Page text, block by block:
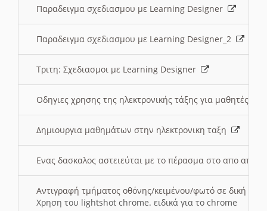
Παραδειγμα σχεδιασμου με Learning Designer
Παραδειγμα σχεδιασμου με Learning Designer_2
Τριτη: Σχεδιασμοι με Learning Designer
Οδηγιες χρησης της ηλεκτρονικής τάξης για μαθητές
Δημιουργια μαθημάτων στην ηλεκτρονικη ταξη
Ενας δασκαλος αστειεύται με το πέρασμα στο απο
Αντιγραφή τμήματος οθόνης/κειμένου/φωτό σε δική
Χρηση του lightshot chrome. ειδικά για το chrome